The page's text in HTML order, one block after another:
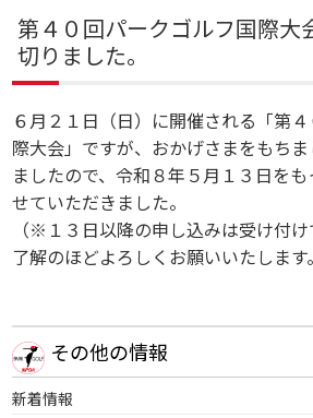
その他の情報
新着情報
第４０回パークゴルフ国際大
切りました。
６月２１日（日）に開催される「第
際大会」ですが、おかげさまをもち
ましたので、令和８年５月１３日を
せていただきました。
（※１３日以降の申し込みは受け付
了解のほどよろしくお願いいたします